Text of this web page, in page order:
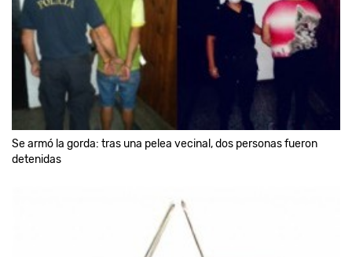
Se armó la gorda: tras una pelea vecinal, dos personas fueron
detenidas